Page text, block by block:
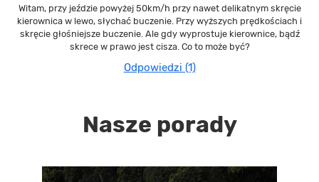
Witam, przy jeździe powyżej 50km/h przy nawet delikatnym skręcie
kierownica w lewo, słychać buczenie. Przy wyższych prędkościach i
skręcie głośniejsze buczenie. Ale gdy wyprostuje kierownice, bądź
skrece w prawo jest cisza. Co to może być?
Odpowiedzi (1)
Nasze porady